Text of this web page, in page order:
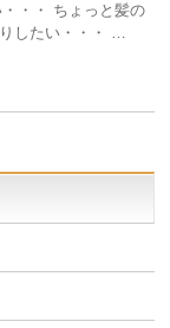
・・ ちょっと髪の
したい・・・ …